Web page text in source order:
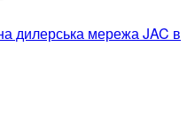
дилерська мережа JAC в